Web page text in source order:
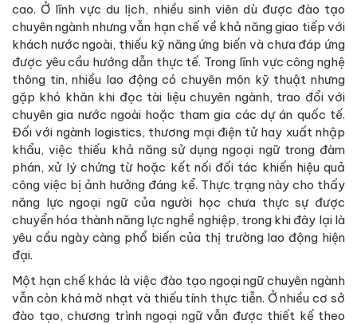
cao. Ở lĩnh vực du lịch, nhiều sinh viên dù được đào tạo
chuyên ngành nhưng vẫn hạn chế về khả năng giao tiếp với
khách nước ngoài, thiếu kỹ năng ứng biến và chưa đáp ứng
được yêu cầu hướng dẫn thực tế. Trong lĩnh vực công nghệ
thông tin, nhiều lao động có chuyên môn kỹ thuật nhưng
gặp khó khăn khi đọc tài liệu chuyên ngành, trao đổi với
chuyên gia nước ngoài hoặc tham gia các dự án quốc tế.
Đối với ngành logistics, thương mại điện tử hay xuất nhập
khẩu, việc thiếu khả năng sử dụng ngoại ngữ trong đàm
phán, xử lý chứng từ hoặc kết nối đối tác khiến hiệu quả
công việc bị ảnh hưởng đáng kể. Thực trạng này cho thấy
năng lực ngoại ngữ của người học chưa thực sự được
chuyển hóa thành năng lực nghề nghiệp, trong khi đây lại là
yêu cầu ngày càng phổ biến của thị trường lao động hiện
đại.
Một hạn chế khác là việc đào tạo ngoại ngữ chuyên ngành
vẫn còn khá mờ nhạt và thiếu tính thực tiễn. Ở nhiều cơ sở
đào tạo, chương trình ngoại ngữ vẫn được thiết kế theo